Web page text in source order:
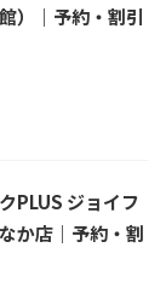
）｜予約・割引
PLUS ジョイフ
か店｜予約・割